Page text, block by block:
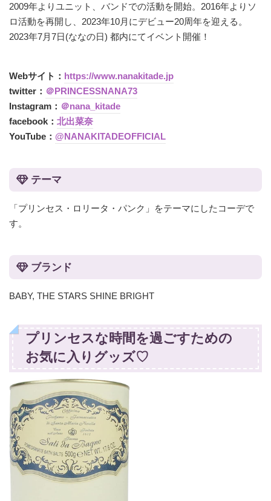
2009年よりユニット、バンドでの活動を開始。2016年よりソ
ロ活動を再開し、2023年10月にデビュー20周年を迎える。
2023年7月7日(ななの日) 都内にてイベント開催！
Webサイト： https://www.nanakitade.jp
twitter： ＠PRINCESSNANA73
Instagram： ＠nana_kitade
facebook： 北出菜奈
YouTube： @NANAKITADEOFFICIAL
テーマ
「プリンセス・ロリータ・パンク」をテーマにしたコーデで
す。
ブランド
BABY, THE STARS SHINE BRIGHT
プリンセスな時間を過ごすための
お気に入りグッズ♡